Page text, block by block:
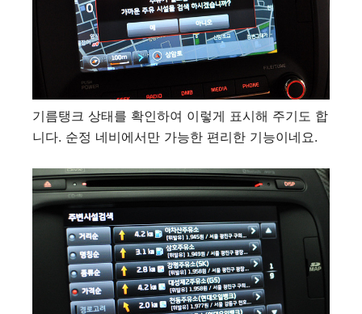
기름탱크 상태를 확인하여 이렇게 표시해 주기도 합
니다. 순정 네비에서만 가능한 편리한 기능이네요.